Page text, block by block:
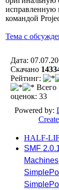
командой
Тема с
Дата:
Скачано
Рейтинг:
Всего
оценок: 33
Powered by:
HALF-
SMF
Machines